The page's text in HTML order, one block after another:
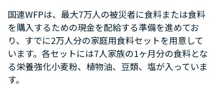
国連WFPは、最大7万人の被災者に食料または食料
を購入するための現金を配給する準備を進めてお
り、すでに2万人分の家庭用食料セットを用意して
います。各セットには7人家族の1ヶ月分の食料とな
る栄養強化小麦粉、植物油、豆類、塩が入っていま
す。